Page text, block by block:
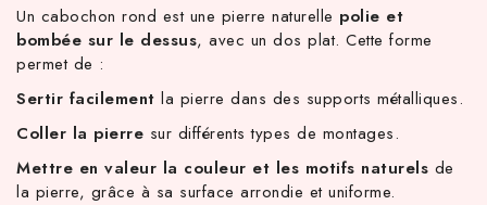
hors frais de port en France métropolitaine ! À
Un cabochon rond est une pierre naturelle polie et
bombée sur le dessus, avec un dos plat. Cette forme
permet de :
Sertir facilement la pierre dans des supports métalliques.
Coller la pierre sur différents types de montages.
Mettre en valeur la couleur et les motifs naturels de
la pierre, grâce à sa surface arrondie et uniforme.